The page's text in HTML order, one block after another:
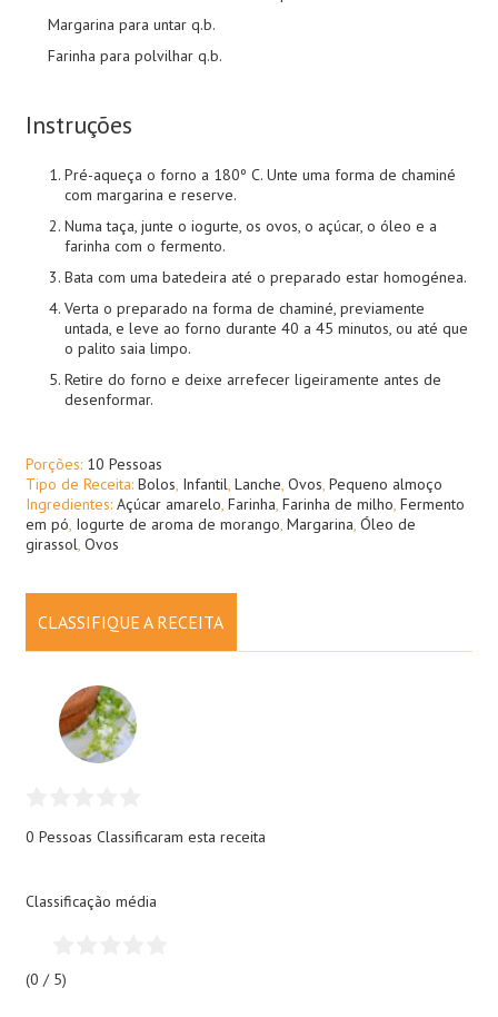
Margarina para untar q.b.
Farinha para polvilhar q.b.
Instruções
Pré-aqueça o forno a 180º C. Unte uma forma de chaminé
com margarina e reserve.
Numa taça, junte o iogurte, os ovos, o açúcar, o óleo e a
farinha com o fermento.
Bata com uma batedeira até o preparado estar homogénea.
Verta o preparado na forma de chaminé, previamente
untada, e leve ao forno durante 40 a 45 minutos, ou até que
o palito saia limpo.
Retire do forno e deixe arrefecer ligeiramente antes de
desenformar.
Porções: 10 Pessoas
Tipo de Receita: Bolos, Infantil, Lanche, Ovos, Pequeno almoço
Ingredientes: Açúcar amarelo, Farinha, Farinha de milho, Fermento
em pó, Iogurte de aroma de morango, Margarina, Óleo de
girassol, Ovos
CLASSIFIQUE A RECEITA
0 Pessoas Classificaram esta receita
Classificação média
(0 / 5)